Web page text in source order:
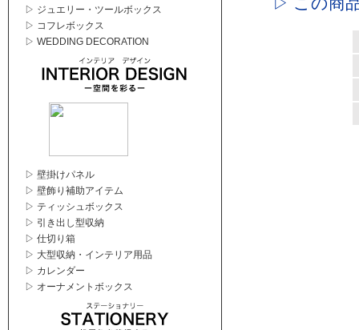
▷ ジュエリー・ツールボックス
▷ コフレボックス
▷ WEDDING DECORATION
▷ 壁掛けパネル
▷ 壁飾り補助アイテム
▷ ティッシュボックス
▷ 引き出し型収納
▷ 仕切り箱
▷ 大型収納・インテリア用品
▷ カレンダー
▷ オーナメントボックス